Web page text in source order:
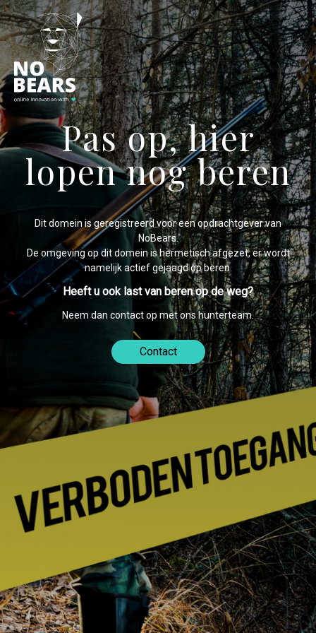
Pas op, hier
lopen nog beren
Dit domein is geregistreerd voor een opdrachtgever van
NoBears.
De omgeving op dit domein is hermetisch afgezet, er wordt
namelijk actief gejaagd op beren.
Heeft u ook last van beren op de weg?
Neem dan contact op met ons hunterteam.
Contact